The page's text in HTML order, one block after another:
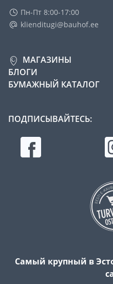
Пн-Пт 8:00-17:00
klienditugi@bauhof.ee
МАГАЗИНЫ
БЛОГИ
БУМАЖНЫЙ КАТАЛОГ
ПОДПИСЫВАЙТЕСЬ:
Самый крупный в